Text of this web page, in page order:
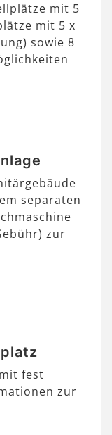
mit 5
mit 5 x
sowie 8
separaten
zur
fest
zur